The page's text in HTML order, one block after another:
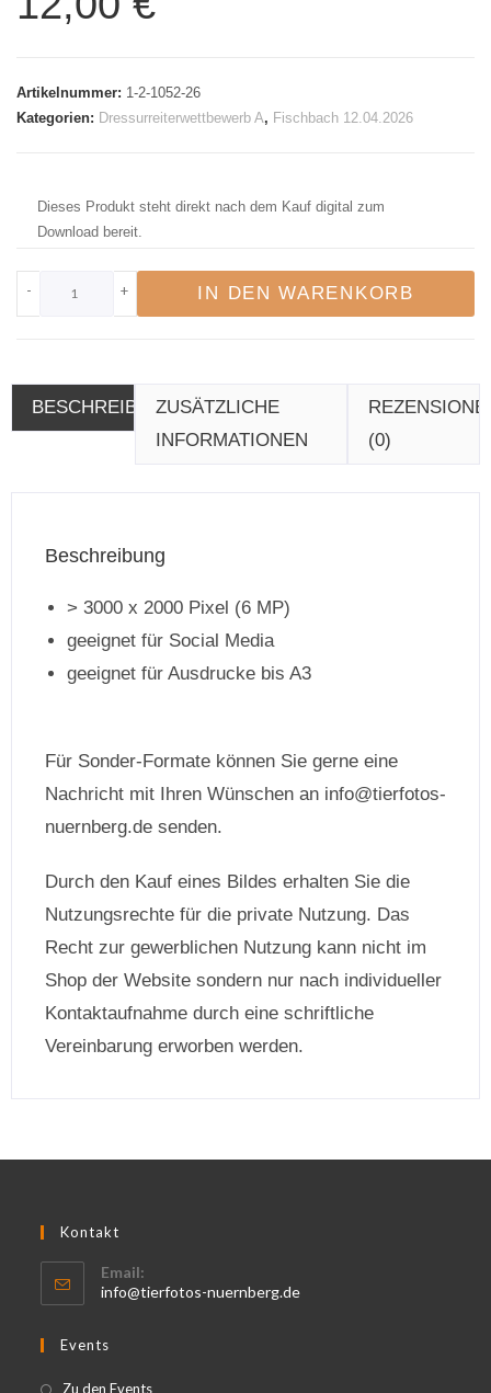
Artikelnummer: 1-2-1052-26
Kategorien: Dressurreiterwettbewerb A, Fischbach 12.04.2026
Dieses Produkt steht direkt nach dem Kauf digital zum
Download bereit.
- + IN DEN WARENKORB
BESCHREIBUNGZUSÄTZLICHE
INFORMATIONEN
(0)
Beschreibung
> 3000 x 2000 Pixel (6 MP)
geeignet für Social Media
geeignet für Ausdrucke bis A3
Für Sonder-Formate können Sie gerne eine
Nachricht mit Ihren Wünschen an info@tierfotos-
nuernberg.de senden.
Durch den Kauf eines Bildes erhalten Sie die
Nutzungsrechte für die private Nutzung. Das
Recht zur gewerblichen Nutzung kann nicht im
Shop der Website sondern nur nach individueller
Kontaktaufnahme durch eine schriftliche
Vereinbarung erworben werden.
Kontakt
Email:
info@tierfotos-nuernberg.de
Events
Zu den Events